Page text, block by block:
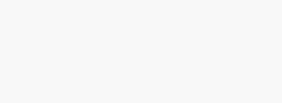
Регулировки